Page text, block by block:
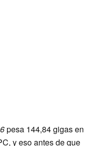
pesa 144,84 gigas en
y eso antes de que